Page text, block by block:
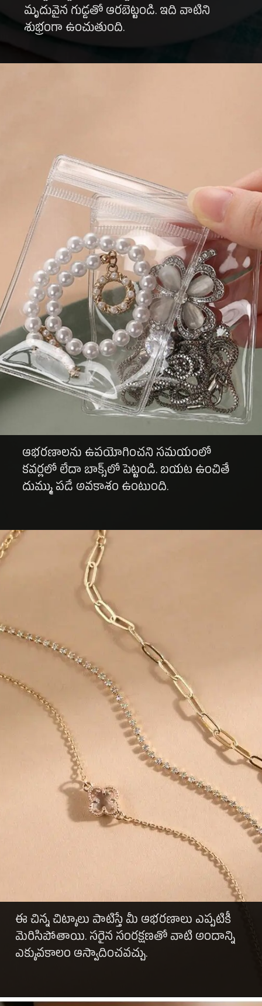
మృదువైన గుడ్డతో ఆరబెట్టండి. ఇది వాటిని
శుభ్రంగా ఉంచుతుంది.
ఆభరణాలను ఉపయోగించని సమయంలో
కవర్లలో లేదా బాక్స్‌లో పెట్టండి. బయట ఉంచితే
దుమ్ము పడే అవకాశం ఉంటుంది.
ఈ చిన్న చిట్కాలు పాటిస్తే మీ ఆభరణాలు ఎప్పటికీ
మెరిసిపోతాయి. సరైన సంరక్షణతో వాటి అందాన్ని
ఎక్కువకాలం ఆస్వాదించవచ్చు.